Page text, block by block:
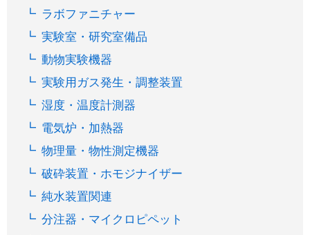
ラボファニチャー
実験室・研究室備品
動物実験機器
実験用ガス発生・調整装置
湿度・温度計測器
電気炉・加熱器
物理量・物性測定機器
破砕装置・ホモジナイザー
純水装置関連
分注器・マイクロピペット